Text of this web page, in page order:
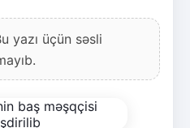
yazı üçün səsli